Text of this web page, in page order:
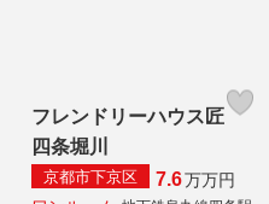
フレンドリーハウス匠
四条堀川
京都市下京区 7.6万万円